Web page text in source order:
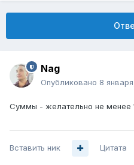
Nag
Опубликовано 8
Суммы - желательно не менее
Вставить ник Цитата